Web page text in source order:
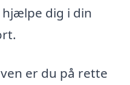
dig i din
er du på rette